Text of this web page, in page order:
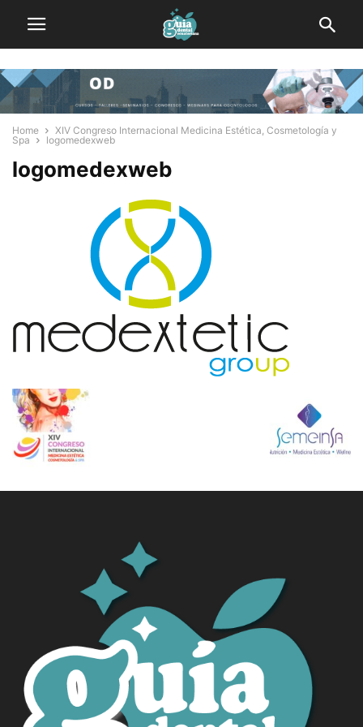
Home
XIV Congreso Internacional Medicina Estética, Cosmetología y
Spa
logomedexweb
logomedexweb